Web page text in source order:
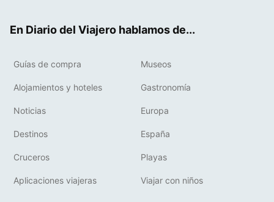
En Diario del Viajero hablamos de...
Guías de compra Museos
Alojamientos y hoteles Gastronomía
Noticias Europa
Destinos España
Cruceros Playas
Aplicaciones viajeras Viajar con niños